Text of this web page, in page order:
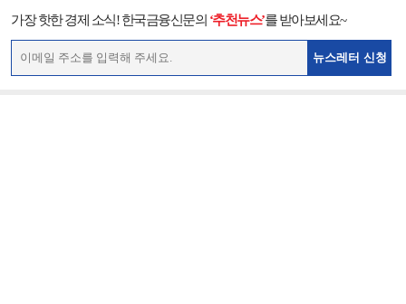
가장 핫한 경제 소식! 한국금융신문의 ‘추천뉴스’를 받아보세요~
뉴스레터 신청